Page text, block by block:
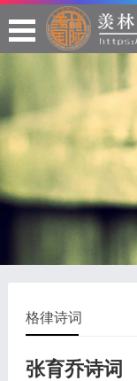
格律诗词
张育乔诗词